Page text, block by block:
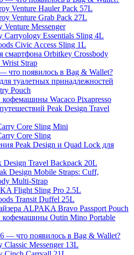
Venture Hauler Pack 57L
Venture Grab Pack 27L
Messenger
Essentials Sling 4L
Civic Access Sling 1L
смартфона Orbitkey Crossbody
Wrist Strap
что появилось в Bag & Wallet?
туалетных принадлежностей
Pouch
Wacaco Pixapresso
Peak Design Travel
Core Sling Mini
Core Sling
Peak Design и Quad Lock для
Design Travel Backpack 20L
Design Mobile Straps: Cuff,
Multi-Strap
Flight Sling Pro 2.5L
Transit Duffel 25L
ALPAKA Bravo Passport Pouch
кофемашины Outin Mino Portable
— что появилось в Bag & Wallet?
Messenger 13L